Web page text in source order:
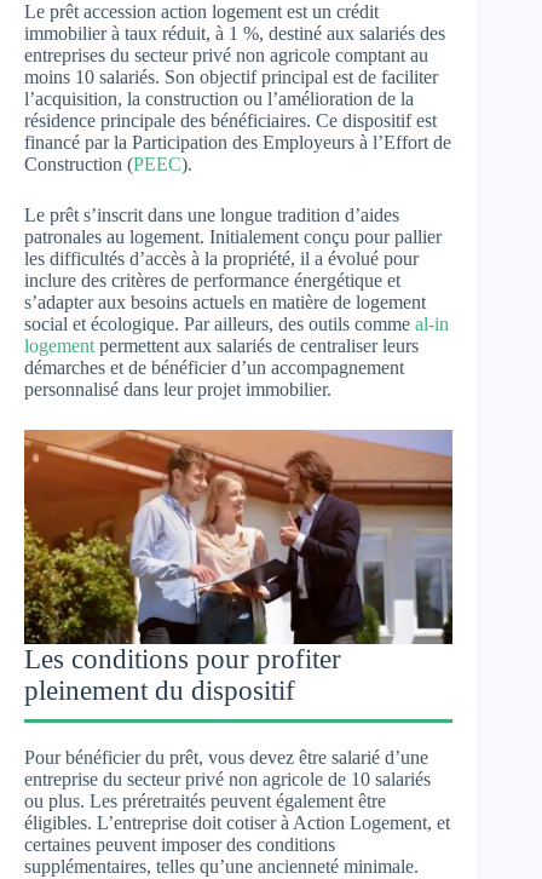
Le prêt accession action logement est un crédit
immobilier à taux réduit, à 1 %, destiné aux salariés des
entreprises du secteur privé non agricole comptant au
moins 10 salariés. Son objectif principal est de faciliter
l’acquisition, la construction ou l’amélioration de la
résidence principale des bénéficiaires. Ce dispositif est
financé par la Participation des Employeurs à l’Effort de
Construction (PEEC).
Le prêt s’inscrit dans une longue tradition d’aides
patronales au logement. Initialement conçu pour pallier
les difficultés d’accès à la propriété, il a évolué pour
inclure des critères de performance énergétique et
s’adapter aux besoins actuels en matière de logement
social et écologique. Par ailleurs, des outils comme al-in
logement permettent aux salariés de centraliser leurs
démarches et de bénéficier d’un accompagnement
personnalisé dans leur projet immobilier.
Les conditions pour profiter
pleinement du dispositif
Pour bénéficier du prêt, vous devez être salarié d’une
entreprise du secteur privé non agricole de 10 salariés
ou plus. Les préretraités peuvent également être
éligibles. L’entreprise doit cotiser à Action Logement, et
certaines peuvent imposer des conditions
supplémentaires, telles qu’une ancienneté minimale.